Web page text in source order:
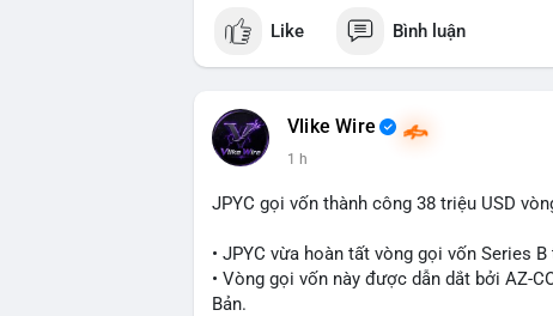
Khối lượng 25.8 BTC trị giá hơn 1.66 triệu
cho thấy dấu hiệu của một tổ chức hoặc
thể là bước khởi đầu cho việc phân bổ lại
hạn có thể gia tăng. Ngược lại, nếu
niềm tin cho thị trường. Mức giá $64,556
đáng chú ý, vì cá voi thường hành động
Lời khuyên ngắn gọn cho nhà đầu tư nhỏ
Nhà đầu tư nên theo dõi sát dòng tiền
xúc; hãy chờ xác nhận hướng đi của
thời đặt lệnh dừng lỗ chặt chẽ để quản trị
Like Bình luận
Vlike Wire
1 h
JPYC gọi vốn thành công 38 triệu USD
• JPYC vừa hoàn tất vòng gọi vốn Series
• Vòng gọi vốn này được dẫn dắt bởi AZ-
Bản.